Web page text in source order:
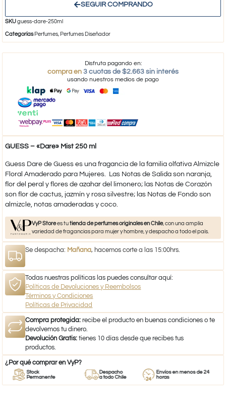
SEGUIR COMPRANDO
SKUguess-dare-250ml
Categorías Perfumes, Perfumes Diseñador
Disfruta pagando en:
compra en 3 cuotas de $2.663 sin interés
usando nuestros medios de pago
GUESS – «Dare» Mist 250 ml
Guess Dare de Guess es una fragancia de la familia olfativa Almizcle
Floral Amaderado para Mujeres. Las Notas de Salida son naranja,
flor del peral y flores de azahar del limonero; las Notas de Corazón
son flor de cactus, jazmín y rosa silvestre; las Notas de Fondo son
almizcle, notas amaderadas y coco.
VyP Storees tutienda de perfumes originales en Chile, con una amplia
variedad de fragancias para mujer y hombre, y despacho a todo el país.
Se despacha: Mañana, hacemos corte a las 15:00hrs.
Todas nuestras políticas las puedes consultar aquí:
Políticas de Devoluciones y Reembolsos
Términos y Condiciones
Políticas de Privacidad
Compra protegida: recibe el producto en buenas condiciones o te
devolvemos tu dinero.
Devolución Gratis: tienes 10 días desde que recibes tus
productos.
¿Por qué comprar en VyP?
Stock
Permanente
Despacho
a todo Chile
Envíos en menos de 24
horas